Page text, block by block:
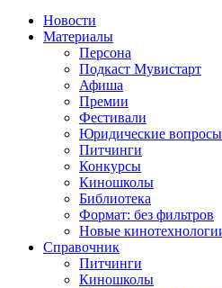
Новости
Материалы
Персона
Подкаст Мувистарт
Афиша
Премии
Фестивали
Юридические вопросы
Питчинги
Конкурсы
Киношколы
Библиотека
Формат: без фильтров
Новые
Справочник
Питчинги
Киношколы